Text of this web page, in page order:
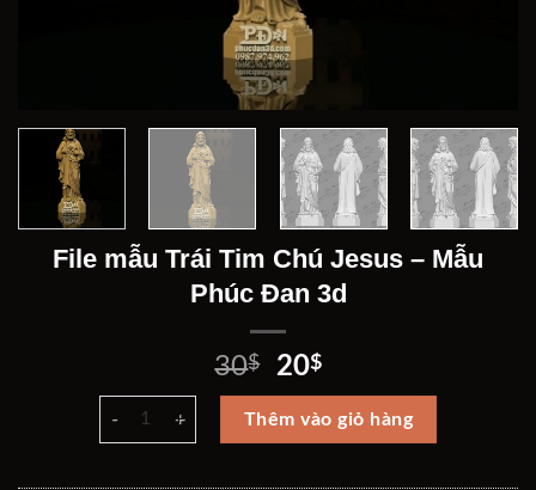
File mẫu Trái Tim Chú Jesus – Mẫu
Phúc Đan 3d
30$
Giá
gốc
là:
30$.
20$Giá
hiện
tại
là:
File mẫu Trái Tim Chú Jesus - Mẫu Phúc Đan 3d số lượng
Thêm vào giỏ hàng